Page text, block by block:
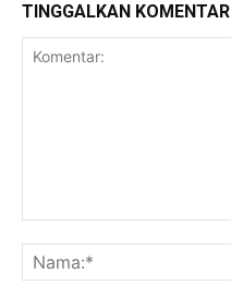
TINGGALKAN KOMENTAR